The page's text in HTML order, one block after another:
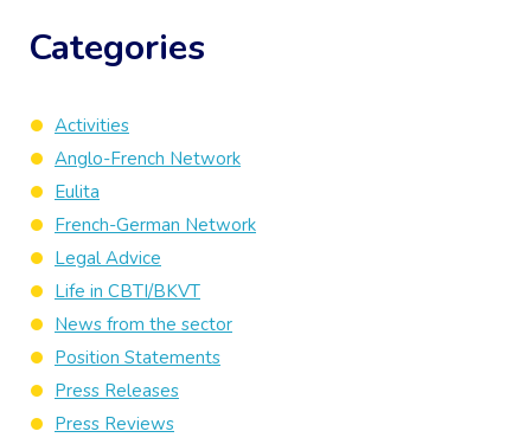
Categories
Activities
Anglo-French Network
Eulita
French-German Network
Legal Advice
Life in CBTI/BKVT
News from the sector
Position Statements
Press Releases
Press Reviews